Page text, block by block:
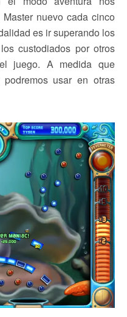
nuevo cada cinco
es ir superando los
custodiados por otros
juego. A medida que
podremos usar en otras